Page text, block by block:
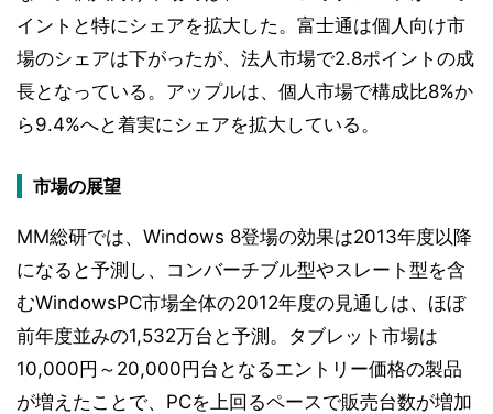
イントと特にシェアを拡大した。富士通は個人向け市
場のシェアは下がったが、法人市場で2.8ポイントの成
長となっている。アップルは、個人市場で構成比8%か
ら9.4%へと着実にシェアを拡大している。
市場の展望
MM総研では、Windows 8登場の効果は2013年度以降
になると予測し、コンバーチブル型やスレート型を含
むWindowsPC市場全体の2012年度の見通しは、ほぼ
前年度並みの1,532万台と予測。タブレット市場は
10,000円～20,000円台となるエントリー価格の製品
が増えたことで、PCを上回るペースで販売台数が増加